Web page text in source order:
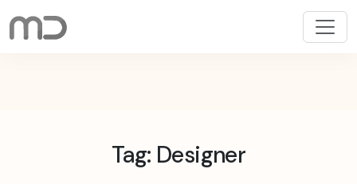
para
Tag: Designer